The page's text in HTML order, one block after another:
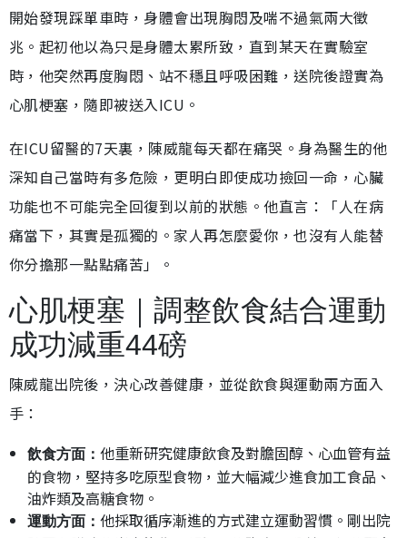
開始發現踩單車時，身體會出現胸悶及喘不過氣兩大徵
兆。起初他以為只是身體太累所致，直到某天在實驗室
時，他突然再度胸悶、站不穩且呼吸困難，送院後證實為
心肌梗塞，隨即被送入ICU。
在ICU留醫的7天裏，陳威龍每天都在痛哭。身為醫生的他
深知自己當時有多危險，更明白即使成功撿回一命，心臟
功能也不可能完全回復到以前的狀態。他直言：「人在病
痛當下，其實是孤獨的。家人再怎麼愛你，也沒有人能替
你分擔那一點點痛苦」。
心肌梗塞｜調整飲食結合運動
成功減重44磅
陳威龍出院後，決心改善健康，並從飲食與運動兩方面入
手：
飲食方面： 他重新研究健康飲食及對膽固醇、心血管有益
的食物，堅持多吃原型食物，並大幅減少進食加工食品、
油炸類及高糖食物。
運動方面： 他採取循序漸進的方式建立運動習慣。剛出院